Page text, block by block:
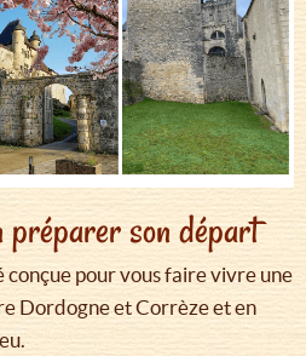
son départ
conçue pour vous faire vivre une
Dordogne et Corrèze et en